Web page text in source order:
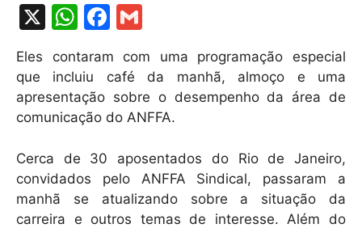
X
W
at
s
A
p
p
F
c
e
b
o
k
ai
l
Eles contaram com uma programação especial
que incluiu café da manhã, almoço e uma
apresentação sobre o desempenho da área de
comunicação do ANFFA.
Cerca de 30 aposentados do Rio de Janeiro,
convidados pelo ANFFA Sindical, passaram a
manhã se atualizando sobre a situação da
carreira e outros temas de interesse. Além do